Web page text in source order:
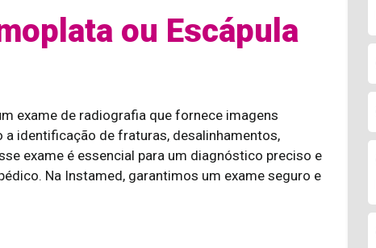
ou Escápula
exame de radiografia que fornece imagens
identificação de fraturas, desalinhamentos,
exame é essencial para um diagnóstico preciso e
Na Instamed, garantimos um exame seguro e